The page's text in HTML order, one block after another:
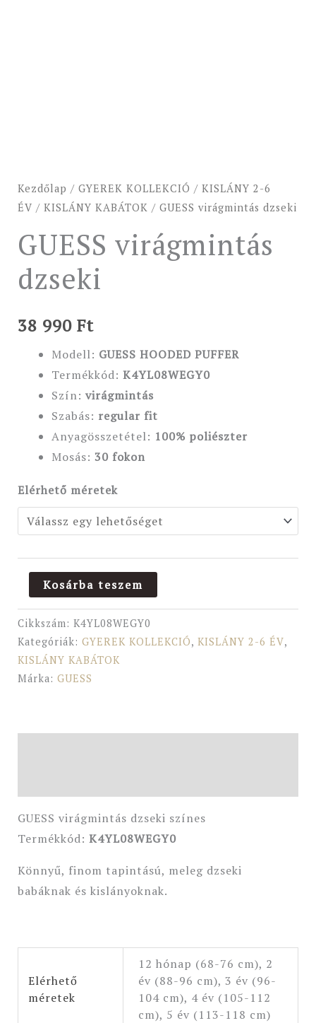
Kezdőlap / GYEREK KOLLEKCIÓ / KISLÁNY 2-6
ÉV / KISLÁNY KABÁTOK / GUESS virágmintás dzseki
GUESS virágmintás
dzseki
38 990 Ft
Modell: GUESS HOODED PUFFER
Termékkód: K4YL08WEGY0
Szín: virágmintás
Szabás: regular fit
Anyagösszetétel: 100% poliészter
Mosás: 30 fokon
Elérhető méretek
Kosárba teszem
Cikkszám: K4YL08WEGY0
Kategóriák: GYEREK KOLLEKCIÓ, KISLÁNY 2-6 ÉV,
KISLÁNY KABÁTOK
Márka: GUESS
GUESS virágmintás dzseki színes
Termékkód: K4YL08WEGY0
Könnyű, finom tapintású, meleg dzseki
babáknak és kislányoknak.
Elérhető
méretek
12 hónap (68-76 cm), 2
év (88-96 cm), 3 év (96-
104 cm), 4 év (105-112
cm), 5 év (113-118 cm)